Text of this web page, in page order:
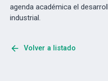
agenda académica el
industrial.
arrow_back Volver a listado